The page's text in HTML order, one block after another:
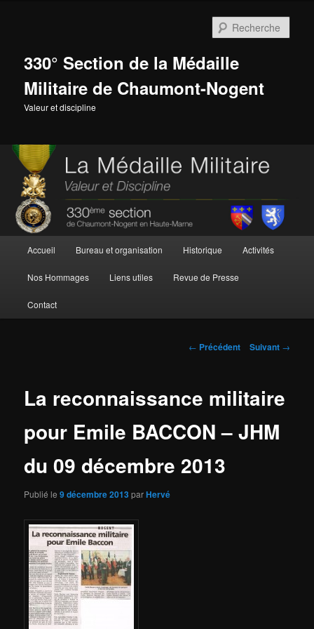
330° Section de la Médaille
Militaire de Chaumont-Nogent
Valeur et discipline
principal
Accueil Bureau et organisation Historique Activités
Nos Hommages Liens utiles Revue de Presse
Contact
Navigation
← Précédent Suivant →
La reconnaissance militaire
pour Emile BACCON – JHM
du 09 décembre 2013
Publié le9 décembre 2013parHervé